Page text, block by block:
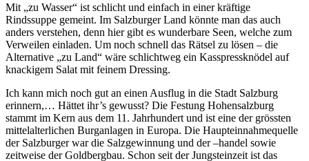
Mit „zu Wasser“ ist schlicht und einfach in einer kräftige
Rindssuppe gemeint. Im Salzburger Land könnte man das auch
anders verstehen, denn hier gibt es wunderbare Seen, welche zum
Verweilen einladen. Um noch schnell das Rätsel zu lösen – die
Alternative „zu Land“ wäre schlichtweg ein Kasspressknödel auf
knackigem Salat mit feinem Dressing.
Ich kann mich noch gut an einen Ausflug in die Stadt Salzburg
erinnern,… Hättet ihr’s gewusst? Die Festung Hohensalzburg
stammt im Kern aus dem 11. Jahrhundert und ist eine der grössten
mittelalterlichen Burganlagen in Europa. Die Haupteinnahmequelle
der Salzburger war die Salzgewinnung und der –handel sowie
zeitweise der Goldbergbau. Schon seit der Jungsteinzeit ist das